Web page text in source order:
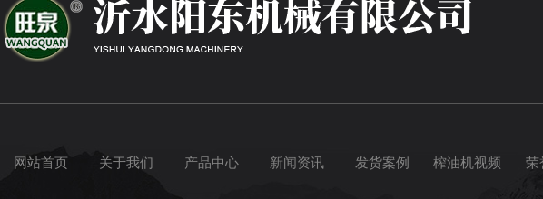
网站首页 关于我们 产品中心 新闻资讯 发货案例 榨油机视频 荣